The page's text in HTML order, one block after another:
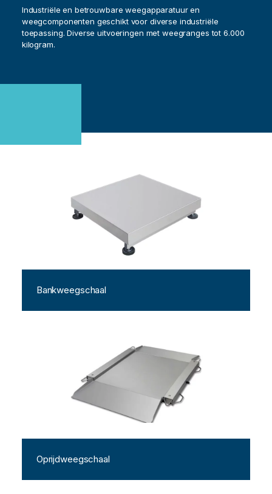
Industriële en betrouwbare weegapparatuur en
weegcomponenten geschikt voor diverse industriële
toepassing. Diverse uitvoeringen met weegranges tot 6.000
kilogram.
Bankweegschaal
Oprijdweegschaal